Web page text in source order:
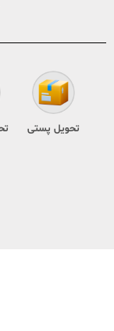
تحویل پستی